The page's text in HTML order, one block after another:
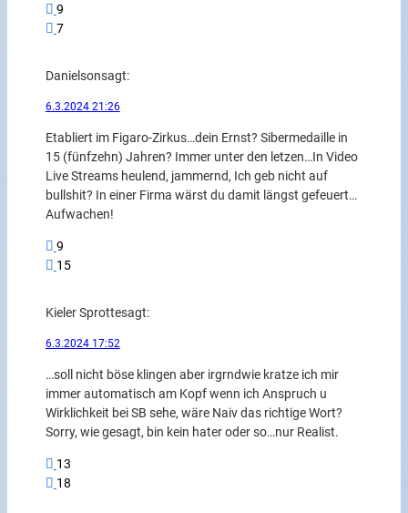
9
7
Danielsonsagt:
6.3.2024 21:26
Etabliert im Figaro-Zirkus…dein Ernst? Sibermedaille in
15 (fünfzehn) Jahren? Immer unter den letzen…In Video
Live Streams heulend, jammernd, Ich geb nicht auf
bullshit? In einer Firma wärst du damit längst gefeuert…
Aufwachen!
9
15
Kieler Sprottesagt:
6.3.2024 17:52
…soll nicht böse klingen aber irgrndwie kratze ich mir
immer automatisch am Kopf wenn ich Anspruch u
Wirklichkeit bei SB sehe, wäre Naiv das richtige Wort?
Sorry, wie gesagt, bin kein hater oder so…nur Realist.
13
18